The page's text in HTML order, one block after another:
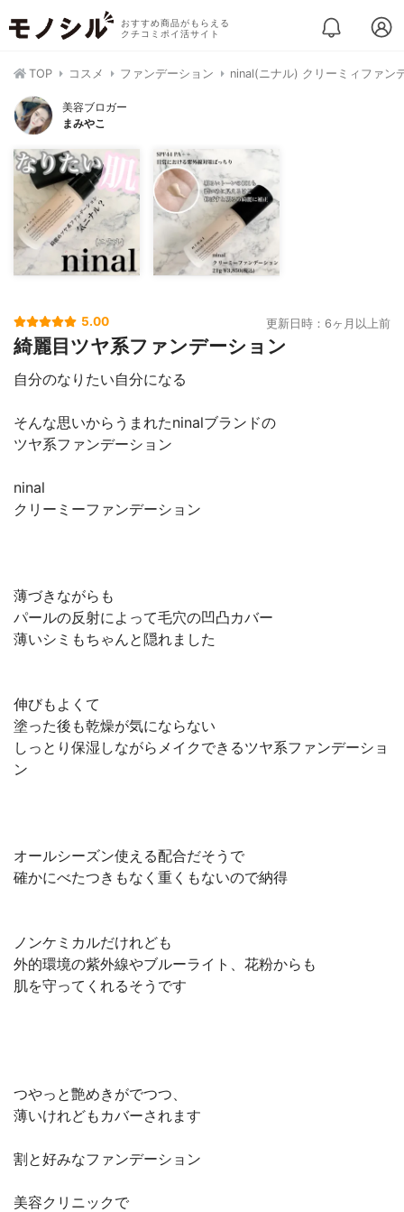
おすすめ商品がもらえる
クチコミポイ活サイト
TOP コスメ ファンデーション ninal(ニナル) クリーミィファン
美容ブロガー
まみやこ
5.00 更新日時：6ヶ月以上前
綺麗目ツヤ系ファンデーション
自分のなりたい自分になる
そんな思いからうまれたninalブランドの
ツヤ系ファンデーション
ninal
クリーミーファンデーション
薄づきながらも
パールの反射によって毛穴の凹凸カバー
薄いシミもちゃんと隠れました
伸びもよくて
塗った後も乾燥が気にならない
しっとり保湿しながらメイクできるツヤ系ファンデーショ
ン
オールシーズン使える配合だそうで
確かにべたつきもなく重くもないので納得
ノンケミカルだけれども
外的環境の紫外線やブルーライト、花粉からも
肌を守ってくれるそうです
つやっと艶めきがでつつ、
薄いけれどもカバーされます
割と好みなファンデーション
美容クリニックで